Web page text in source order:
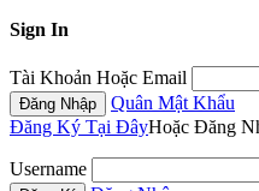
Sign In
Tài Khoản Hoặc Email
Quân Mật Khẩu
Đăng Ký Tại ĐâyHoặc Đăng
Username